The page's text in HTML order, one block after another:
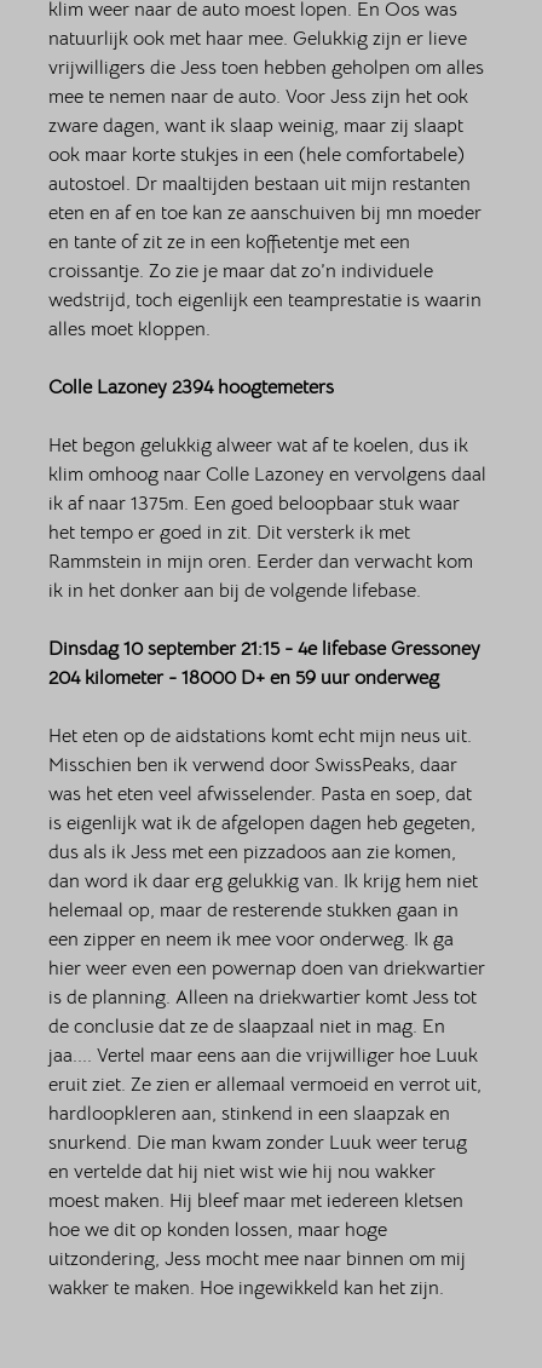
klim weer naar de auto moest lopen. En Oos was
natuurlijk ook met haar mee. Gelukkig zijn er lieve
vrijwilligers die Jess toen hebben geholpen om alles
mee te nemen naar de auto. Voor Jess zijn het ook
zware dagen, want ik slaap weinig, maar zij slaapt
ook maar korte stukjes in een (hele comfortabele)
autostoel. Dr maaltijden bestaan uit mijn restanten
eten en af en toe kan ze aanschuiven bij mn moeder
en tante of zit ze in een koffietentje met een
croissantje. Zo zie je maar dat zo’n individuele
wedstrijd, toch eigenlijk een teamprestatie is waarin
alles moet kloppen.
Colle Lazoney 2394 hoogtemeters
Het begon gelukkig alweer wat af te koelen, dus ik
klim omhoog naar Colle Lazoney en vervolgens daal
ik af naar 1375m. Een goed beloopbaar stuk waar
het tempo er goed in zit. Dit versterk ik met
Rammstein in mijn oren. Eerder dan verwacht kom
ik in het donker aan bij de volgende lifebase.
Dinsdag 10 september 21:15 - 4e lifebase Gressoney
204 kilometer - 18000 D+ en 59 uur onderweg
Het eten op de aidstations komt echt mijn neus uit.
Misschien ben ik verwend door SwissPeaks, daar
was het eten veel afwisselender. Pasta en soep, dat
is eigenlijk wat ik de afgelopen dagen heb gegeten,
dus als ik Jess met een pizzadoos aan zie komen,
dan word ik daar erg gelukkig van. Ik krijg hem niet
helemaal op, maar de resterende stukken gaan in
een zipper en neem ik mee voor onderweg. Ik ga
hier weer even een powernap doen van driekwartier
is de planning. Alleen na driekwartier komt Jess tot
de conclusie dat ze de slaapzaal niet in mag. En
jaa.... Vertel maar eens aan die vrijwilliger hoe Luuk
eruit ziet. Ze zien er allemaal vermoeid en verrot uit,
hardloopkleren aan, stinkend in een slaapzak en
snurkend. Die man kwam zonder Luuk weer terug
en vertelde dat hij niet wist wie hij nou wakker
moest maken. Hij bleef maar met iedereen kletsen
hoe we dit op konden lossen, maar hoge
uitzondering, Jess mocht mee naar binnen om mij
wakker te maken. Hoe ingewikkeld kan het zijn.